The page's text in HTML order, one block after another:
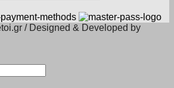
/ Designed & Developed by